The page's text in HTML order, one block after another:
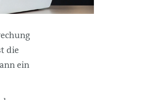
die
ein